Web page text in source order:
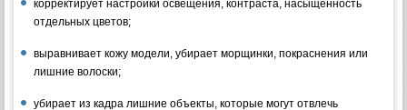
корректирует настройки освещения, контраста, насыщенность
отдельных цветов;
выравнивает кожу модели, убирает морщинки, покраснения или
лишние волоски;
убирает из кадра лишние объекты, которые могут отвлечь